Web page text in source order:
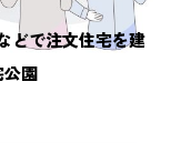
ップ
どで注文住宅を建
公園